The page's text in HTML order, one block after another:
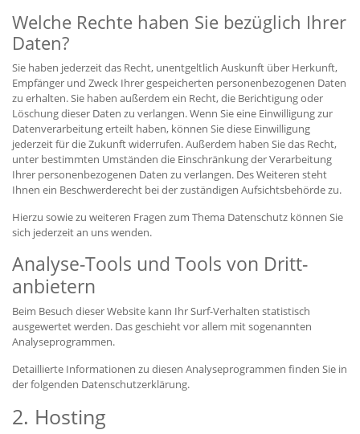
Welche Rechte haben Sie bezüglich Ihrer
Daten?
Sie haben jederzeit das Recht, unentgeltlich Auskunft über Herkunft,
Empfänger und Zweck Ihrer gespeicherten personenbezogenen Daten
zu erhalten. Sie haben außerdem ein Recht, die Berichtigung oder
Löschung dieser Daten zu verlangen. Wenn Sie eine Einwilligung zur
Datenverarbeitung erteilt haben, können Sie diese Einwilligung
jederzeit für die Zukunft widerrufen. Außerdem haben Sie das Recht,
unter bestimmten Umständen die Einschränkung der Verarbeitung
Ihrer personenbezogenen Daten zu verlangen. Des Weiteren steht
Ihnen ein Beschwerderecht bei der zuständigen Aufsichtsbehörde zu.
Hierzu sowie zu weiteren Fragen zum Thema Datenschutz können Sie
sich jederzeit an uns wenden.
Analyse-Tools und Tools von Dritt­
anbietern
Beim Besuch dieser Website kann Ihr Surf-Verhalten statistisch
ausgewertet werden. Das geschieht vor allem mit sogenannten
Analyseprogrammen.
Detaillierte Informationen zu diesen Analyseprogrammen finden Sie in
der folgenden Datenschutzerklärung.
2. Hosting